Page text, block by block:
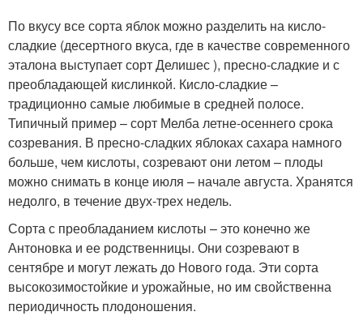
По вкусу все сорта яблок можно разделить на кисло-
сладкие (десертного вкуса, где в качестве современного
эталона выступает сорт Делишес ), пресно-сладкие и с
преобладающей кислинкой. Кисло-сладкие –
традиционно самые любимые в средней полосе.
Типичный пример – сорт Мелба летне-осеннего срока
созревания. В пресно-сладких яблоках сахара намного
больше, чем кислоты, созревают они летом – плоды
можно снимать в конце июля – начале августа. Хранятся
недолго, в течение двух-трех недель.
Сорта с преобладанием кислоты – это конечно же
Антоновка и ее родственницы. Они созревают в
сентябре и могут лежать до Нового года. Эти сорта
высокозимостойкие и урожайные, но им свойственна
периодичность плодоношения.